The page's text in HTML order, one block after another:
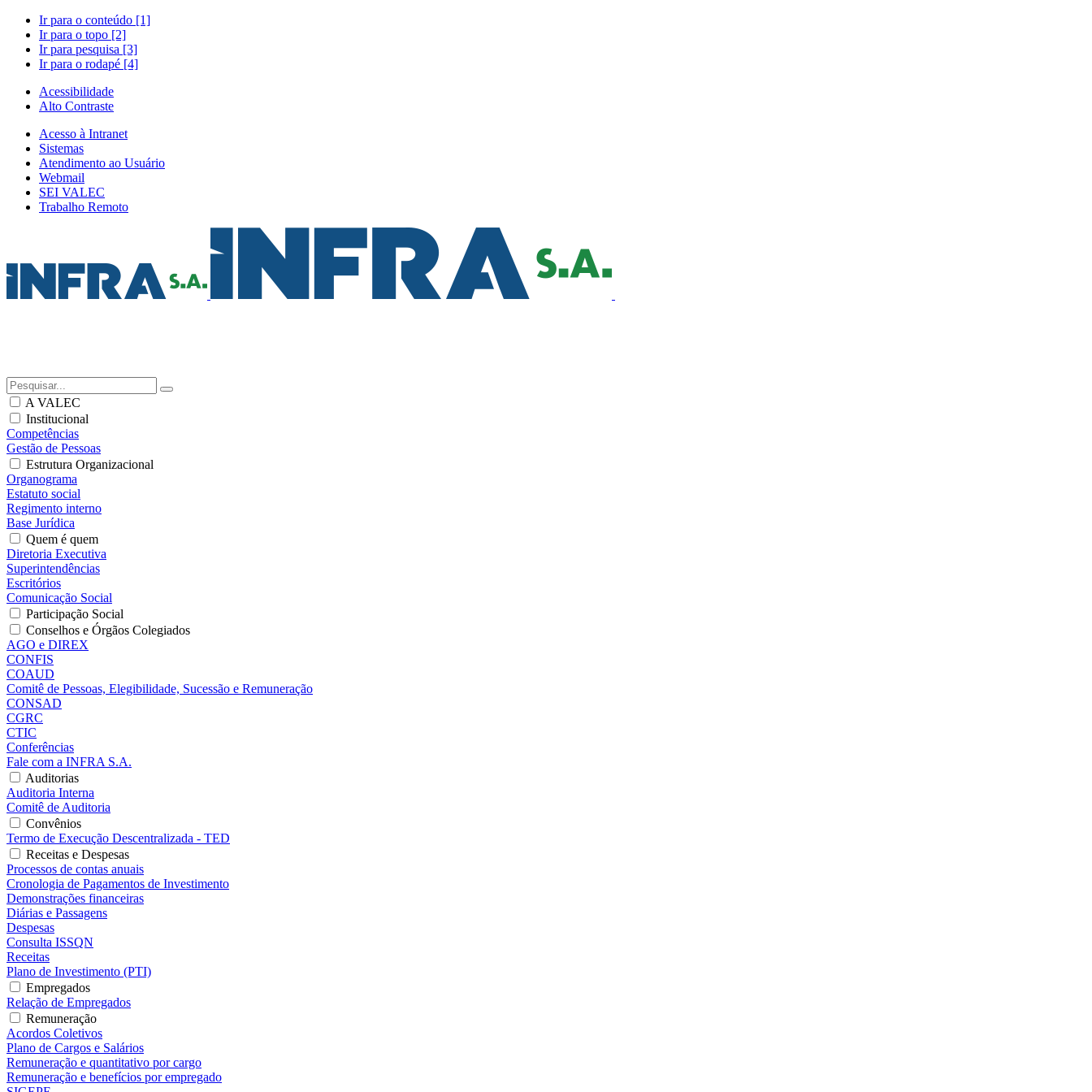
Ir para o conteúdo [1]
Ir para o topo [2]
Ir para pesquisa [3]
Ir para o rodapé [4]
Acessibilidade
Alto Contraste
Acesso à Intranet
Sistemas
Atendimento ao Usuário
Webmail
SEI VALEC
Trabalho Remoto
A VALEC
Institucional
Competências
Gestão de Pessoas
Estrutura Organizacional
Organograma
Estatuto social
Regimento interno
Base Jurídica
Quem é quem
Diretoria Executiva
Superintendências
Escritórios
Comunicação Social
Participação Social
Conselhos e Órgãos Colegiados
AGO e DIREX
CONFIS
COAUD
Comitê de Pessoas, Elegibilidade, Sucessão e Remuneração
CONSAD
CGRC
CTIC
Conferências
Fale com a INFRA S.A.
Auditorias
Auditoria Interna
Comitê de Auditoria
Convênios
Termo de Execução Descentralizada - TED
Receitas e Despesas
Processos de contas anuais
Cronologia de Pagamentos de Investimento
Demonstrações financeiras
Diárias e Passagens
Despesas
Consulta ISSQN
Receitas
Plano de Investimento (PTI)
Empregados
Relação de Empregados
Remuneração
Acordos Coletivos
Plano de Cargos e Salários
Remuneração e quantitativo por cargo
Remuneração e benefícios por empregado